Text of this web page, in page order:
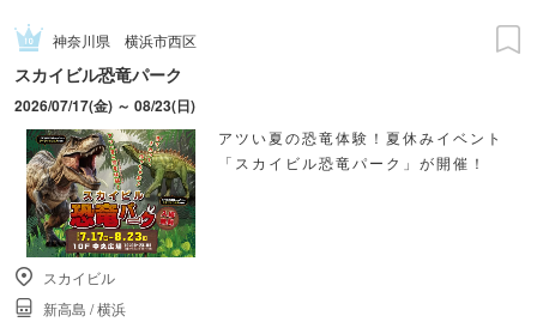
神奈川県 横浜市西区
スカイビル恐竜パーク
2026/07/17(金) ～ 08/23(日)
アツい夏の恐竜体験！夏休みイベント
「スカイビル恐竜パーク」が開催！
スカイビル
新高島 /横浜